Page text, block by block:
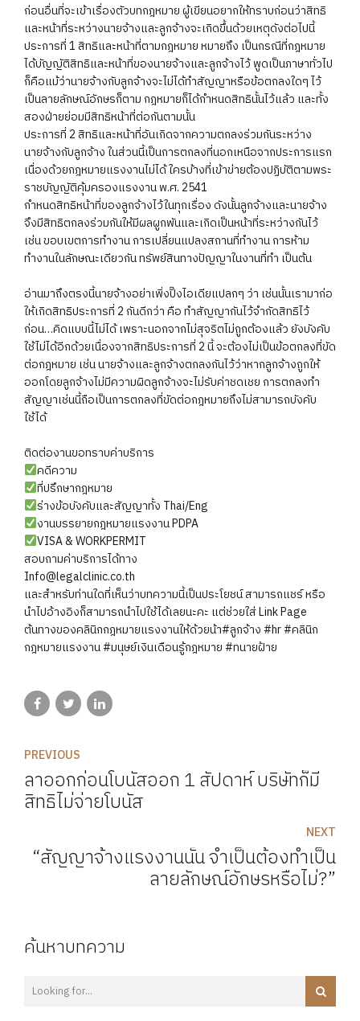
ก่อนอื่นที่จะเข้าเรื่องตัวบทกฎหมาย ผู้เขียนอยากให้ทราบก่อนว่าสิทธิ
และหน้าที่ระหว่างนายจ้างและลูกจ้างจะเกิดขึ้นด้วยเหตุดังต่อไปนี้
ประการที่ 1 สิทธิและหน้าที่ตามกฎหมาย หมายถึง เป็นกรณีที่กฎหมาย
ได้บัญญัติสิทธิและหน้าที่ของนายจ้างและลูกจ้างไว้ พูดเป็นภาษาทั่วไป
ก็คือแม้ว่านายจ้างกับลูกจ้างจะไม่ได้ทำสัญญาหรือข้อตกลงใดๆ ไว้
เป็นลายลักษณ์อักษรก็ตาม กฎหมายก็ได้กำหนดสิทธินั้นไว้แล้ว และทั้ง
สองฝ่ายย่อมมีสิทธิหน้าที่ต่อกันตามนั้น
ประการที่ 2 สิทธิและหน้าที่อันเกิดจากความตกลงร่วมกันระหว่าง
นายจ้างกับลูกจ้าง ในส่วนนี้เป็นการตกลงที่นอกเหนือจากประการแรก
เนื่องด้วยกฎหมายแรงงานไม่ได้ ใครบ้างที่เข้าข่ายต้องปฏิบัติตามพระ
ราชบัญญัติคุ้มครองแรงงาน พ.ศ. 2541
กำหนดสิทธิหน้าที่ของลูกจ้างไว้ในทุกเรื่อง ดังนั้นลูกจ้างและนายจ้าง
จึงมีสิทธิตกลงร่วมกันให้มีผลผูกพันและเกิดเป็นหน้าที่ระหว่างกันไว้
เช่น ขอบเขตการทำงาน การเปลี่ยนแปลงสถานที่ทำงาน การห้าม
ทำงานในลักษณะเดียวกัน ทรัพย์สินทางปัญญาในงานที่ทำ เป็นต้น
อ่านมาถึงตรงนี้นายจ้างอย่าเพิ่งปิ๊งไอเดียแปลกๆ ว่า เช่นนั้นเรามาก่อ
ให้เกิดสิทธิประการที่ 2 กันดีกว่า คือ ทำสัญญากันไว้จำกัดสิทธิไว้
ก่อน…คิดแบบนี้ไม่ได้ เพราะนอกจากไม่สุจริตไม่ถูกต้องแล้ว ยังบังคับ
ใช้ไม่ได้อีกด้วยเนื่องจากสิทธิประการที่ 2 นี้ จะต้องไม่เป็นข้อตกลงที่ขัด
ต่อกฎหมาย เช่น นายจ้างและลูกจ้างตกลงกันไว้ว่าหากลูกจ้างถูกให้
ออกโดยลูกจ้างไม่มีความผิดลูกจ้างจะไม่รับค่าชดเชย การตกลงทำ
สัญญาเช่นนี้ถือเป็นการตกลงที่ขัดต่อกฎหมายถึงไม่สามารถบังคับ
ใช้ได้
ติดต่องานขอทราบค่าบริการ
คดีความ
ที่ปรึกษากฎหมาย
ร่างข้อบังคับและสัญญาทั้ง Thai/Eng
งานบรรยายกฎหมายแรงงาน PDPA
VISA & WORKPERMIT
สอบถามค่าบริการได้ทาง
Info@legalclinic.co.th
และสำหรับท่านใดที่เห็นว่าบทความนี้เป็นประโยชน์ สามารถแชร์ หรือ
นำไปอ้างอิงก็สามารถนำไปใช้ได้เลยนะคะ แต่ช่วยใส่ Link Page
ต้นทางของคลินิกกฎหมายแรงงานให้ด้วยน้า#ลูกจ้าง#hr#คลินิก
กฎหมายแรงงาน#มนุษย์เงินเดือนรู้กฎหมาย#ทนายฝ้าย
PREVIOUS
ลาออกก่อนโบนัสออก 1 สัปดาห์ บริษัทก็มี
สิทธิไม่จ่ายโบนัส
NEXT
“สัญญาจ้างแรงงานนั้น จำเป็นต้องทำเป็น
ลายลักษณ์อักษรหรือไม่?”
ค้นหาบทความ